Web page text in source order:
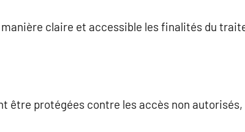
claire et accessible les finalités du
être protégées contre les accès non